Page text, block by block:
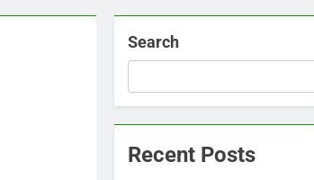
Search
Recent Posts